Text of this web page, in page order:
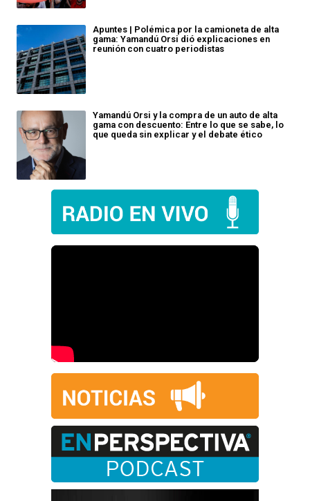
Apuntes | Polémica por la camioneta de alta
gama: Yamandú Orsi dió explicaciones en
reunión con cuatro periodistas
Yamandú Orsi y la compra de un auto de alta
gama con descuento: Entre lo que se sabe, lo
que queda sin explicar y el debate ético